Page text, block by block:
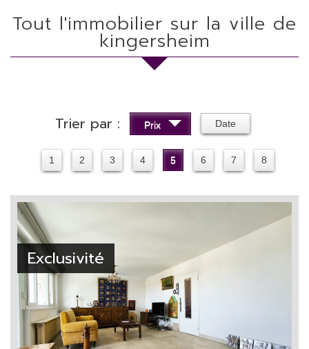
Tout l'immobilier sur la ville de
kingersheim
Trier par : Prix Date
1 2 3 4 5 6 7 8
Exclusivité